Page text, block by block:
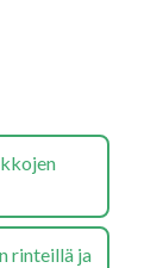
rinteillä ja